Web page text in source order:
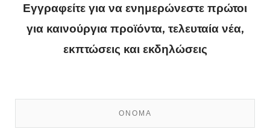
Εγγραφείτε για να ενημερώνεστε πρώτοι
για καινούργια προϊόντα, τελευταία νέα,
εκπτώσεις και εκδηλώσεις